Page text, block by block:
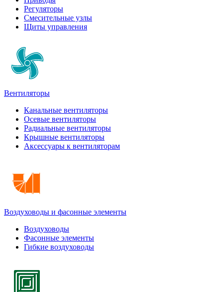
Регуляторы
Смесительные узлы
Щиты управления
Вентиляторы
Канальные вентиляторы
Осевые вентиляторы
Радиальные вентиляторы
Крышные вентиляторы
Аксессуары к вентиляторам
Воздуховоды и фасонные элементы
Воздуховоды
Фасонные элементы
Гибкие воздуховоды